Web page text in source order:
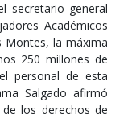
secretario general
Académicos
Montes, la máxima
250 millones de
personal de esta
Salgado afirmó
los derechos de